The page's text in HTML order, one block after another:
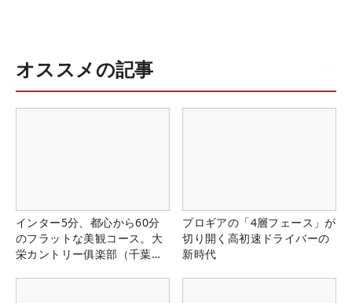
オススメの記事
インター5分、都心から60分
のフラットな美観コース。大
栄カントリー俱楽部（千葉
プロギアの「4層フェース」が
切り開く高初速ドライバーの
新時代